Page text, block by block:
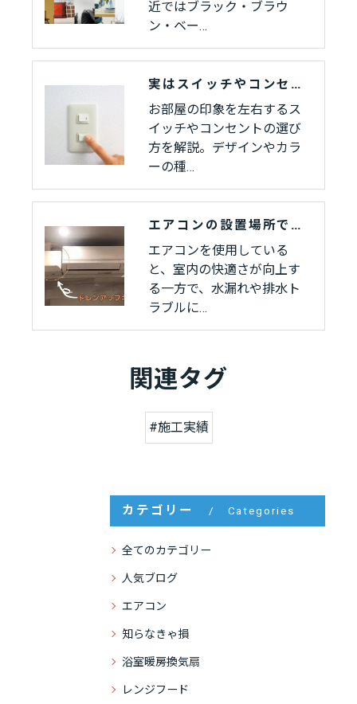
近ではブラック・ブラウ
ン・ベー…
実はスイッチやコンセントは色が変えれます！！
お部屋の印象を左右するス
イッチやコンセントの選び
方を解説。デザインやカラ
ーの種…
エアコンの設置場所でお困りの方へ｜ドレンアップキットで広がる選択肢
エアコンを使用している
と、室内の快適さが向上す
る一方で、水漏れや排水ト
ラブルに…
関連タグ
#施工実績
カテゴリー Categories
全てのカテゴリー
人気ブログ
エアコン
知らなきゃ損
浴室暖房換気扇
レンジフード